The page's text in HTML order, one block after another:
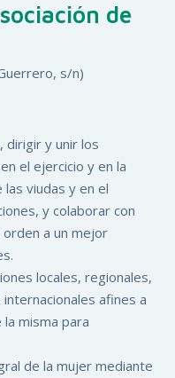
de
s/n)
dirigir y unir los
el ejercicio y en la
viudas y en el
y colaborar con
a un mejor
locales, regionales,
afines a
misma para
de la mujer mediante